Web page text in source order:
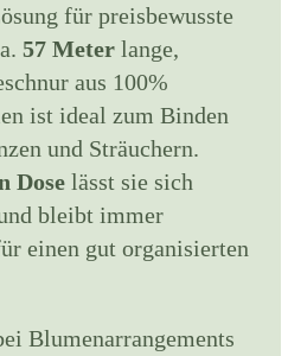
für preisbewusste
57 Meter lange,
aus 100%
ist ideal zum Binden
und Sträuchern.
Dose lässt sie sich
bleibt immer
einen gut organisierten
Blumenarrangements